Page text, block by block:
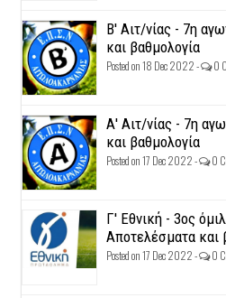
Β' Αιτ/νίας - 7η
και βαθμολογία
Posted on 18 Dec 2022 - 0
Α' Αιτ/νίας - 7η
και βαθμολογία
Posted on 17 Dec 2022 - 0
Γ' Εθνική - 3ος
Αποτελέσματα και
Posted on 17 Dec 2022 - 0